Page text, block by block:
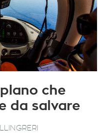
che
da salvare